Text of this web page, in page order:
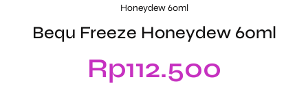
Honeydew 60ml
Bequ Freeze Honeydew 60ml
Rp112.500